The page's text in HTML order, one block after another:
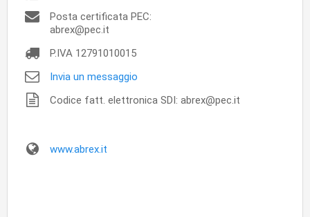
Posta certificata PEC:
abrex@pec.it
P.IVA 12791010015
Invia un messaggio
Codice fatt. elettronica SDI: abrex@pec.it
www.abrex.it